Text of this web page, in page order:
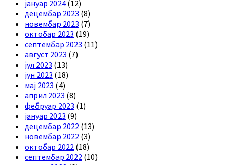
јануар 2024 (12)
децембар 2023 (8)
новембар 2023 (7)
октобар 2023 (19)
септембар 2023 (11)
август 2023 (7)
јул 2023 (13)
јун 2023 (18)
мај 2023 (4)
април 2023 (8)
фебруар 2023 (1)
јануар 2023 (9)
децембар 2022 (13)
новембар 2022 (3)
октобар 2022 (18)
септембар 2022 (10)